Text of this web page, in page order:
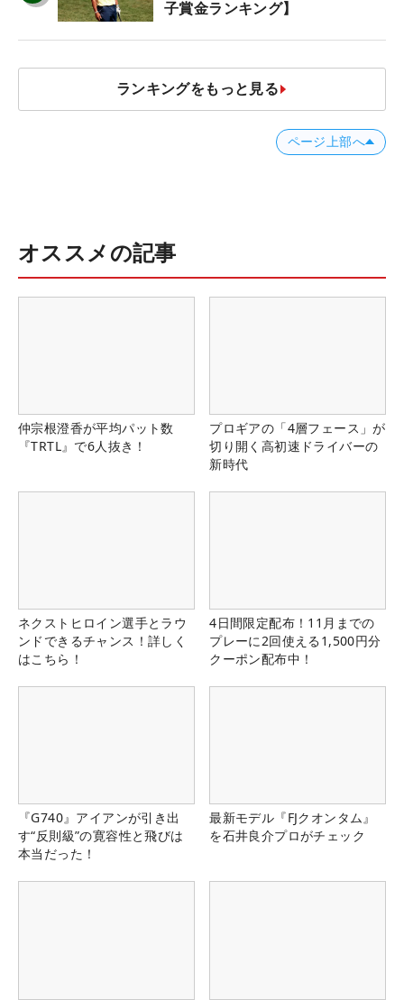
子賞金ランキング】
ランキングをもっと見る
ページ上部へ
オススメの記事
仲宗根澄香が平均パット数
『TRTL』で6人抜き！
プロギアの「4層フェース」が
切り開く高初速ドライバーの
新時代
ネクストヒロイン選手とラウ
ンドできるチャンス！詳しく
はこちら！
4日間限定配布！11月までの
プレーに2回使える1,500円分
クーポン配布中！
『G740』アイアンが引き出
す“反則級”の寛容性と飛びは
本当だった！
最新モデル『FJクオンタム』
を石井良介プロがチェック